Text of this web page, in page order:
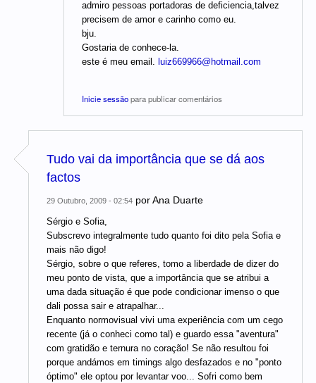
admiro pessoas portadoras de deficiencia,talvez
precisem de amor e carinho como eu.
bju.
Gostaria de conhece-la.
este é meu email. luiz669966@hotmail.com
Inicie sessãopara publicar comentários
Tudo vai da importância que se dá aos
factos
29 Outubro, 2009 - 02:54 porAna Duarte
Sérgio e Sofia,
Subscrevo integralmente tudo quanto foi dito pela Sofia e
mais não digo!
Sérgio, sobre o que referes, tomo a liberdade de dizer do
meu ponto de vista, que a importância que se atribui a
uma dada situação é que pode condicionar imenso o que
dali possa sair e atrapalhar...
Enquanto normovisual vivi uma experiência com um cego
recente (já o conheci como tal) e guardo essa "aventura"
com gratidão e ternura no coração! Se não resultou foi
porque andámos em timings algo desfazados e no "ponto
óptimo" ele optou por levantar voo... Sofri como bem